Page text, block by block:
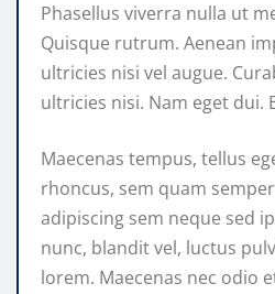
Phasellus viverra nulla ut
Quisque rutrum. Aenean
ultricies nisi vel augue.
ultricies nisi. Nam eget dui.
Maecenas tempus, tellus
rhoncus, sem quam
adipiscing sem neque sed
nunc, blandit vel, luctus
lorem. Maecenas nec odio